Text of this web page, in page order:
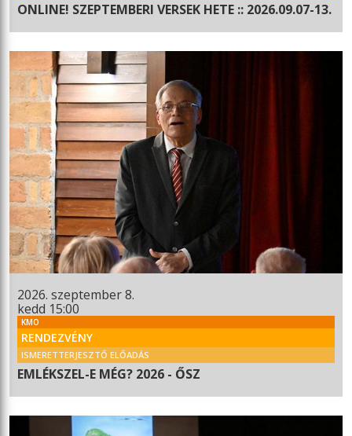
ONLINE! SZEPTEMBERI VERSEK HETE :: 2026.09.07-13.
2026. szeptember 8.
kedd 15:00
KMO
RENDEZVÉNY
ISMERETTERJESZTŐ ELŐADÁS
EMLÉKSZEL-E MÉG? 2026 - ŐSZ